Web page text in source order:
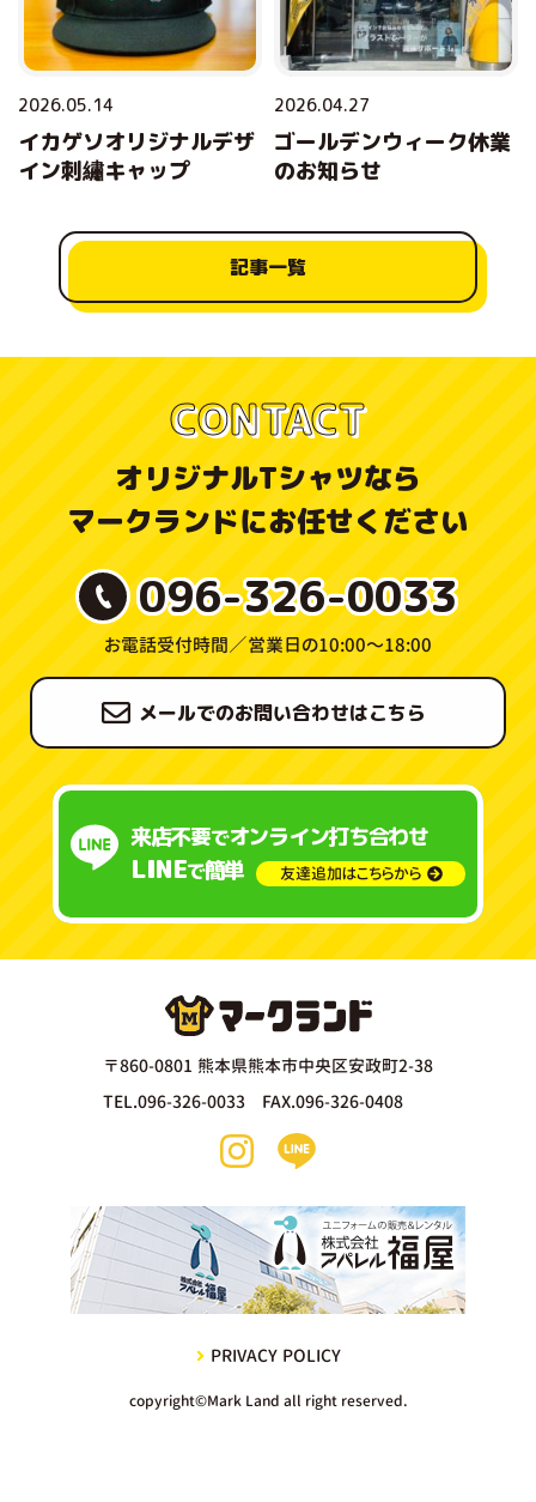
2026.05.14
イカゲソオリジナルデザ
イン刺繡キャップ
2026.04.27
ゴールデンウィーク休業
のお知らせ
記事一覧
CONTACT
オリジナルTシャツなら
マークランドにお任せください
096-326-0033
お電話受付時間／営業日の10:00〜18:00
メールでのお問い合わせはこちら
来店不要でオンライン打ち合わせ
LINEで簡単 友達追加はこちらから
〒860-0801 熊本県熊本市中央区安政町2-38
TEL.096-326-0033 FAX.096-326-0408
PRIVACY POLICY
copyright©Mark Land all right reserved.